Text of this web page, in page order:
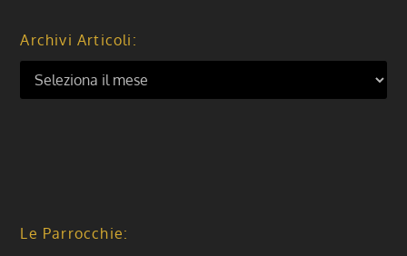
Archivi Articoli:
Le Parrocchie: